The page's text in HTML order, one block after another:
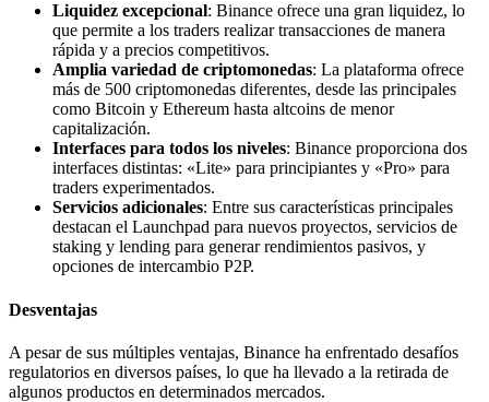
Liquidez excepcional: Binance ofrece una gran liquidez, lo
que permite a los traders realizar transacciones de manera
rápida y a precios competitivos.
Amplia variedad de criptomonedas: La plataforma ofrece
más de 500 criptomonedas diferentes, desde las principales
como Bitcoin y Ethereum hasta altcoins de menor
capitalización.
Interfaces para todos los niveles: Binance proporciona dos
interfaces distintas: «Lite» para principiantes y «Pro» para
traders experimentados.
Servicios adicionales: Entre sus características principales
destacan el Launchpad para nuevos proyectos, servicios de
staking y lending para generar rendimientos pasivos, y
opciones de intercambio P2P.
Desventajas
A pesar de sus múltiples ventajas, Binance ha enfrentado desafíos
regulatorios en diversos países, lo que ha llevado a la retirada de
algunos productos en determinados mercados.